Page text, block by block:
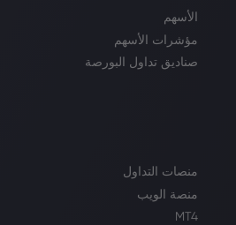
الأسهم
مؤشرات الأسهم
صناديق تداول البورصة
منصات التداول
منصة الويب
MT4